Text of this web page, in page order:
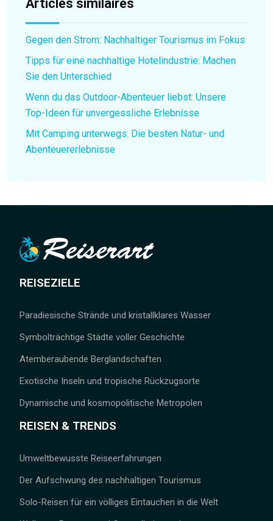
Articles similaires
Gegen den Strom: Nachhaltiger Tourismus im Fokus
Tipps für eine nachhaltige Hotelindustrie: Machen
Sie den Unterschied
Wenn du das Outdoor-Abenteuer liebst: Unsere
Top-Ideen für unvergessliche Erlebnisse
Mit Camping unterwegs: Die besten Natur- und
Abenteuererlebnisse
REISEZIELE
Paradiesische Strände und kristallklares Wasser
Symbolträchtige Städte voller Geschichte
Atemberaubende Berglandschaften
Exotische Inseln und tropische Rückzugsorte
Dynamische und kosmopolitische Metropolen
REISEN & TRENDS
Umweltbewusste Reiseerfahrungen
Der Aufschwung des nachhaltigen Tourismus
Solo-Reisen für ein völliges Eintauchen in die Welt